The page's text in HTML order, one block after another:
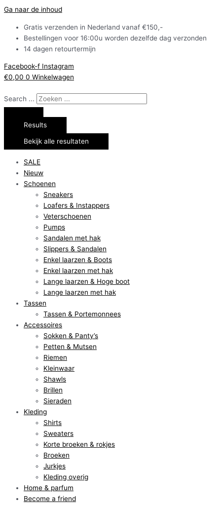
Ga naar de inhoud
Gratis verzenden in Nederland vanaf €150,-
Bestellingen voor 16:00u worden dezelfde dag verzonden
14 dagen retourtermijn
Facebook-f Instagram
€0,00 0 Winkelwagen
Search ...
Results
Bekijk alle resultaten
SALE
Nieuw
Schoenen
Sneakers
Loafers & Instappers
Veterschoenen
Pumps
Sandalen met hak
Slippers & Sandalen
Enkel laarzen & Boots
Enkel laarzen met hak
Lange laarzen & Hoge boot
Lange laarzen met hak
Tassen
Tassen & Portemonnees
Accessoires
Sokken & Panty’s
Petten & Mutsen
Riemen
Kleinwaar
Shawls
Brillen
Sieraden
Kleding
Shirts
Sweaters
Korte broeken & rokjes
Broeken
Jurkjes
Kleding overig
Home & parfum
Become a friend